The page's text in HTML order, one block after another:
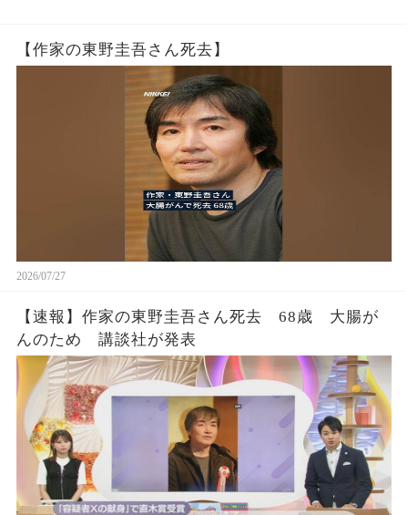
【作家の東野圭吾さん死去】
2026/07/27
【速報】作家の東野圭吾さん死去 68歳 大腸が
んのため 講談社が発表